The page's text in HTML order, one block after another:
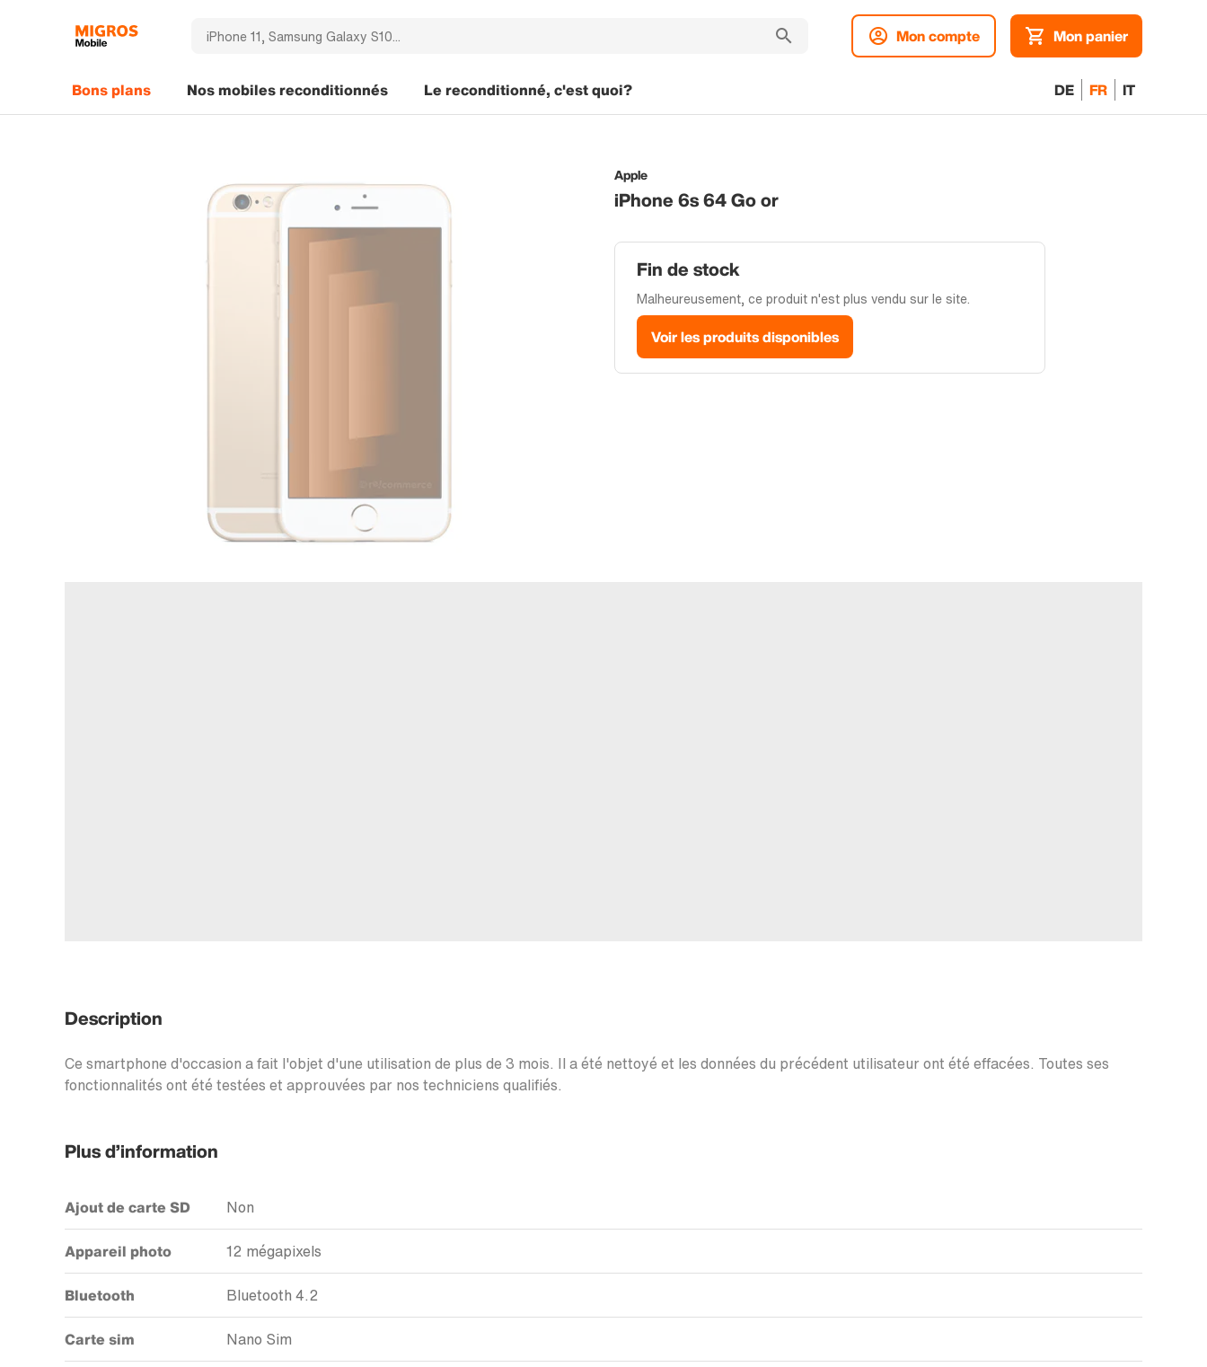
Mon compte Mon panier
DE FR IT
Bons plans Nos mobiles reconditionnés Le reconditionné, c'est quoi?
Apple
iPhone 6s 64 Go or
Fin de stock
Malheureusement, ce produit n'est plus vendu sur le site.
Voir les produits disponibles
Description
Ce smartphone d'occasion a fait l'objet d'une utilisation de plus de 3 mois. Il a été nettoyé et les données du précédent utilisateur ont été effacées. Toutes ses
fonctionnalités ont été testées et approuvées par nos techniciens qualifiés.
Plus d’information
Ajout de carte SD Non
Appareil photo 12 mégapixels
Bluetooth Bluetooth 4.2
Carte sim Nano Sim